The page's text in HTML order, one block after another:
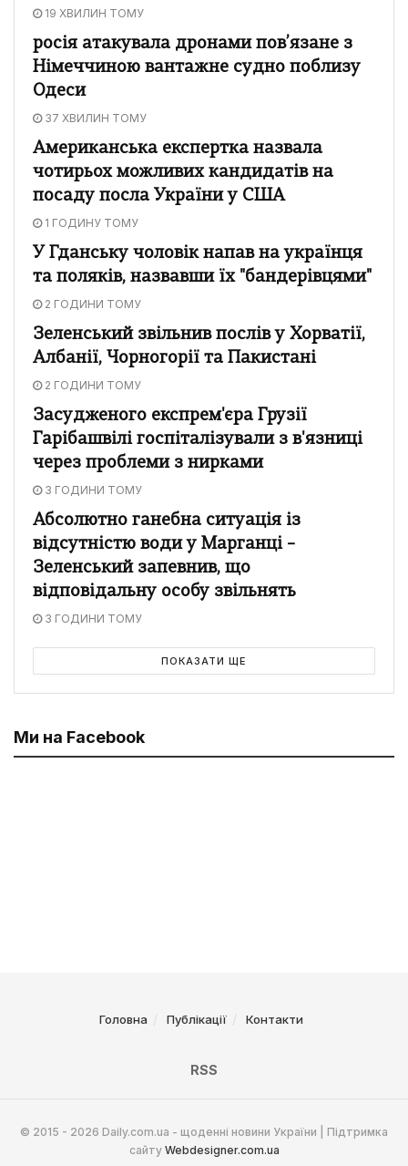
19 ХВИЛИН ТОМУ
росія атакувала дронами пов’язане з
Німеччиною вантажне судно поблизу
Одеси
37 ХВИЛИН ТОМУ
Американська експертка назвала
чотирьох можливих кандидатів на
посаду посла України у США
1 ГОДИНУ ТОМУ
У Гданську чоловік напав на українця
та поляків, назвавши їх "бандерівцями"
2 ГОДИНИ ТОМУ
Зеленський звільнив послів у Хорватії,
Албанії, Чорногорії та Пакистані
2 ГОДИНИ ТОМУ
Засудженого експрем'єра Грузії
Гарібашвілі госпіталізували з в'язниці
через проблеми з нирками
3 ГОДИНИ ТОМУ
Абсолютно ганебна ситуація із
відсутністю води у Марганці –
Зеленський запевнив, що
відповідальну особу звільнять
3 ГОДИНИ ТОМУ
ПОКАЗАТИ ЩЕ
Ми на Facebook
Головна Публікації Контакти
RSS
© 2015 - 2026 Daily.com.ua - щоденні новини України | Підтримка
сайту Webdesigner.com.ua